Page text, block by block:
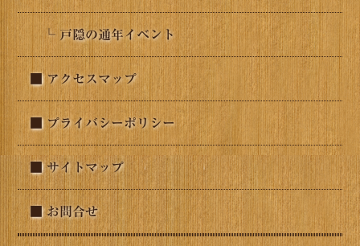
└ 戸隠の通年イベント
■ アクセスマップ
■ プライバシーポリシー
■ サイトマップ
■ お問合せ